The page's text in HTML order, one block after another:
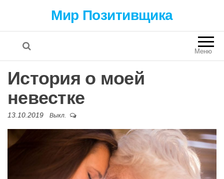
Мир Позитивщика
Меню
История о моей
невестке
13.10.2019 Выкл.